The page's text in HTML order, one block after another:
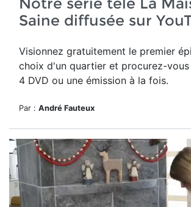
Saine diffusée sur
Visionnez gratuitement le premier
choix d'un quartier et procurez-
4 DVD ou une émission à la fois.
Par : André Fauteux